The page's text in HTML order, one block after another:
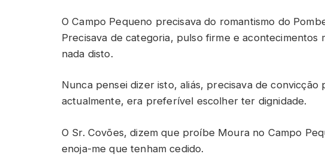
O Campo Pequeno precisava do romantismo do
Precisava de categoria, pulso firme e acontecimentos
nada disto.
Nunca pensei dizer isto, aliás, precisava de
actualmente, era preferível escolher ter dignidade.
O Sr. Covões, dizem que proíbe Moura no Campo
enoja-me que tenham cedido.